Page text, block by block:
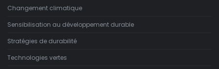
Changement climatique
Sensibilisation au développement durable
Stratégies de durabilité
Technologies vertes